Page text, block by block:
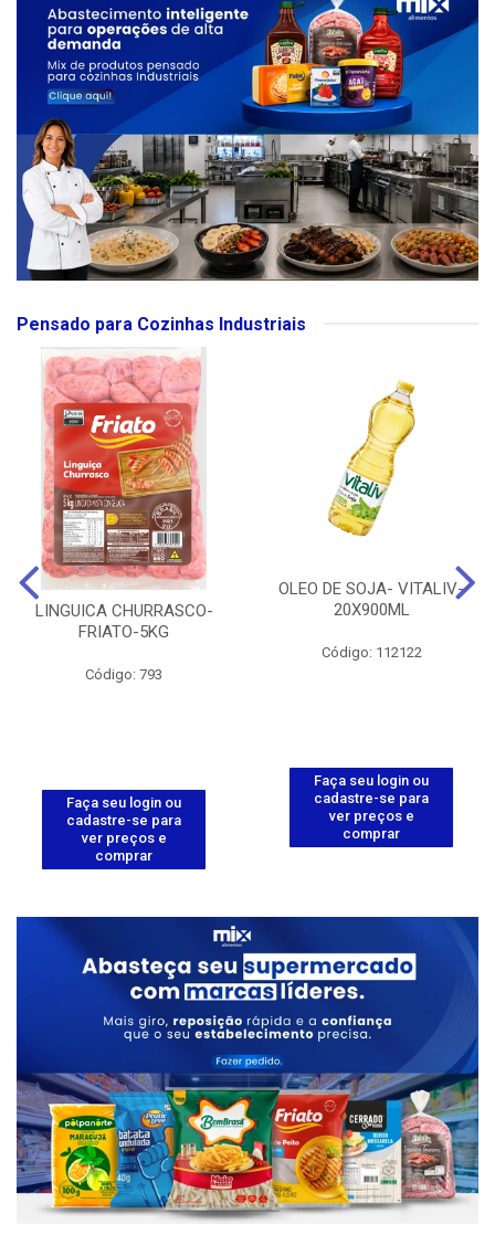
Pensado para Cozinhas Industriais
LINGUICA CHURRASCO-
FRIATO-5KG
Código: 793
Faça seu login ou
cadastre-se para
ver preços e
comprar
OLEO DE SOJA- VITALIV-
20X900ML
Código: 112122
Faça seu login ou
cadastre-se para
ver preços e
comprar